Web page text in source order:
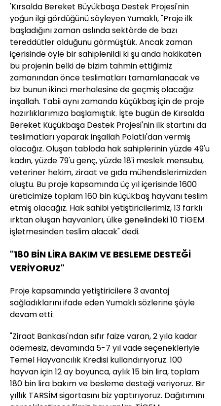
'Kırsalda Bereket Büyükbaşa Destek Projesi'nin
yoğun ilgi gördüğünü söyleyen Yumaklı, "Proje ilk
başladığını zaman aslında sektörde de bazı
tereddütler olduğunu görmüştük. Ancak zaman
içerisinde öyle bir sahiplenildi ki şu anda hakikaten
bu projenin belki de bizim tahmin ettiğimiz
zamanından önce teslimatları tamamlanacak ve
biz bunun ikinci merhalesine de geçmiş olacağız
inşallah. Tabii aynı zamanda küçükbaş için de proje
hazırlıklarımıza başlamıştık. İşte bugün de Kırsalda
Bereket Küçükbaşa Destek Projesi'nin ilk startını da
teslimatları yaparak inşallah Polatlı'dan vermiş
olacağız. Oluşan tabloda hak sahiplerinin yüzde 49'u
kadın, yüzde 79'u genç, yüzde 18'i meslek mensubu,
veteriner hekim, ziraat ve gıda mühendislerimizden
oluştu. Bu proje kapsamında üç yıl içerisinde 1600
üreticimize toplam 160 bin küçükbaş hayvanı teslim
etmiş olacağız. Hak sahibi yetiştiricilerimiz, 13 farklı
ırktan oluşan hayvanları, ülke genelindeki 10 TİGEM
işletmesinden teslim alacak" dedi.
"180 BİN LİRA BAKIM VE BESLEME DESTEĞİ
VERİYORUZ"
Proje kapsamında yetiştiricilere 3 avantaj
sağladıklarını ifade eden Yumaklı sözlerine şöyle
devam etti:
"Ziraat Bankası'ndan sıfır faize varan, 2 yıla kadar
ödemesiz, devamında 5-7 yıl vade seçenekleriyle
Temel Hayvancılık Kredisi kullandırıyoruz. 100
hayvan için 12 ay boyunca, aylık 15 bin lira, toplam
180 bin lira bakım ve besleme desteği veriyoruz. Bir
yıllık TARSİM sigortasını biz yaptırıyoruz. Dağıtımını